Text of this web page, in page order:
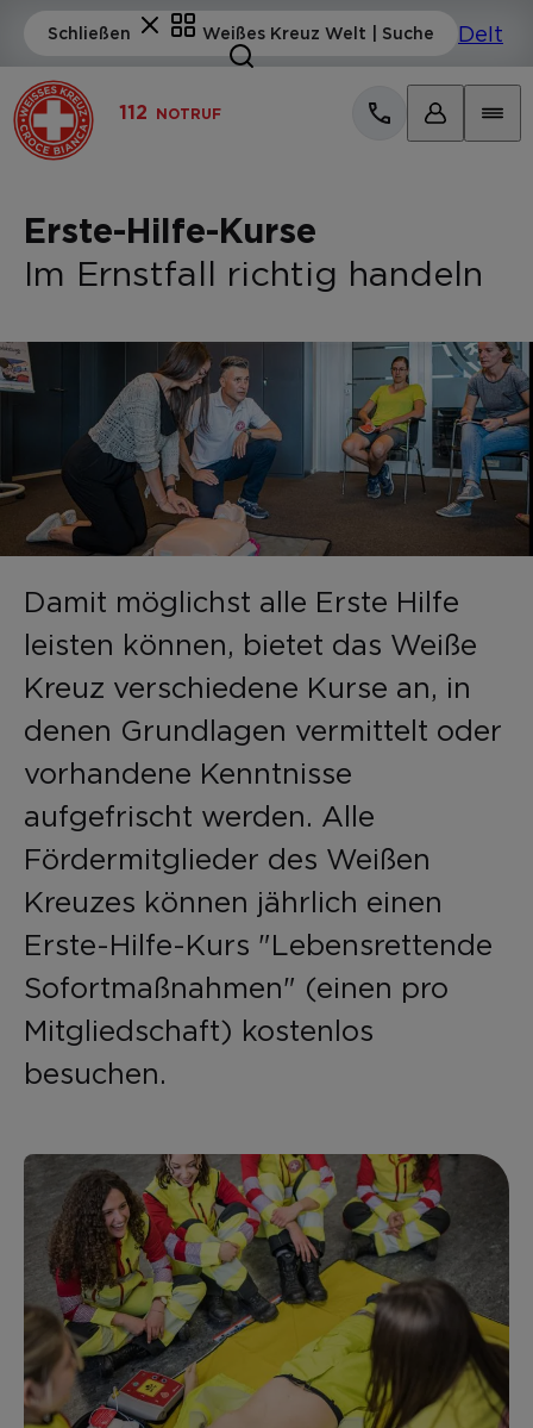
112 NOTRUF
Erste-Hilfe-Kurse
Im Ernstfall richtig handeln
Damit möglichst alle Erste Hilfe
leisten können, bietet das Weiße
Kreuz verschiedene Kurse an, in
denen Grundlagen vermittelt oder
vorhandene Kenntnisse
aufgefrischt werden. Alle
Fördermitglieder des Weißen
Kreuzes können jährlich einen
Erste-Hilfe-Kurs "Lebensrettende
Sofortmaßnahmen" (einen pro
Mitgliedschaft) kostenlos
besuchen.